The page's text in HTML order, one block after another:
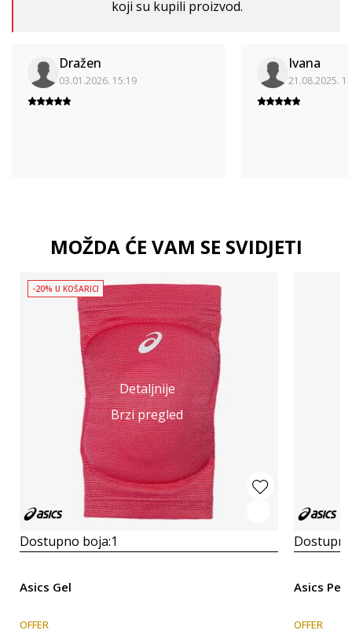
koji su kupili proizvod.
Dražen
03.01.2026. 15:19
Ivana
21.08.2025.
MOŽDA ĆE VAM SE SVIDJETI
Detaljnije
Brzi pregled
-20% U KOŠARICI
Dostupno boja:1
Asics Gel
OFFER
Asics
OFFER